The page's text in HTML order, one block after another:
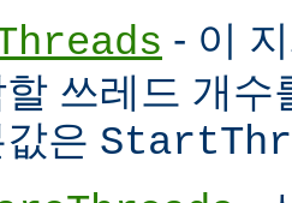
- 이
쓰레드 개수
은